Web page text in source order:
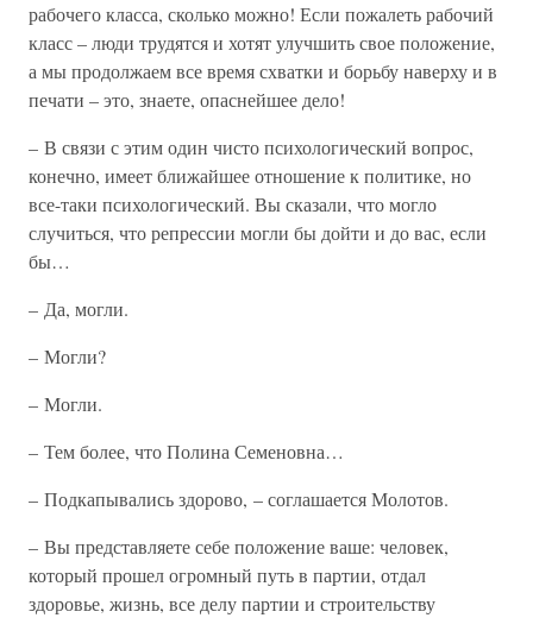
рабочего класса, сколько можно! Если пожалеть рабочий
класс – люди трудятся и хотят улучшить свое положение,
а мы продолжаем все время схватки и борьбу наверху и в
печати – это, знаете, опаснейшее дело!
– В связи с этим один чисто психологический вопрос,
конечно, имеет ближайшее отношение к политике, но
все-таки психологический. Вы сказали, что могло
случиться, что репрессии могли бы дойти и до вас, если
бы…
– Да, могли.
– Могли?
– Могли.
– Тем более, что Полина Семеновна…
– Подкапывались здорово, – соглашается Молотов.
– Вы представляете себе положение ваше: человек,
который прошел огромный путь в партии, отдал
здоровье, жизнь, все делу партии и строительству